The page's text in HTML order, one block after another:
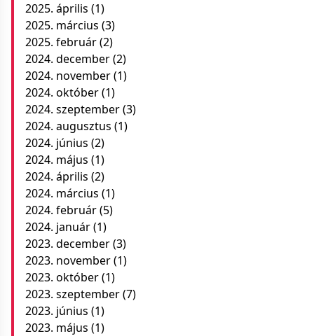
2025. április (1)
2025. március (3)
2025. február(2)
2024. december(2)
2024. november(1)
2024. október(1)
2024. szeptember(3)
2024. augusztus (1)
2024. június (2)
2024. május (1)
2024. április (2)
2024. március (1)
2024. február(5)
2024. január(1)
2023. december(3)
2023. november(1)
2023. október(1)
2023. szeptember(7)
2023. június (1)
2023. május (1)